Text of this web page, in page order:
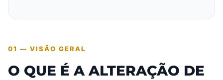
01 — VISÃO GERAL
O QUE É A ALTERAÇÃO DE